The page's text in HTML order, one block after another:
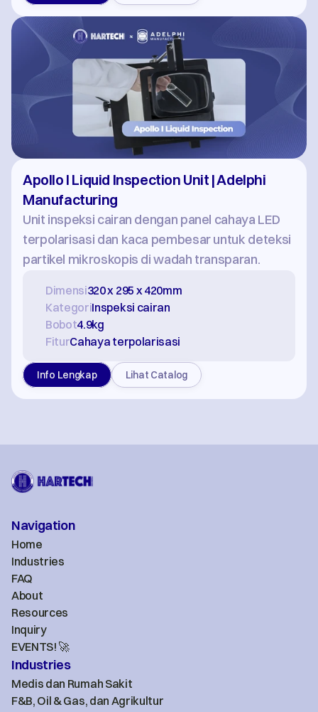
Apollo I Liquid Inspection Unit | Adelphi
Manufacturing
Unit inspeksi cairan dengan panel cahaya LED
terpolarisasi dan kaca pembesar untuk deteksi
partikel mikroskopis di wadah transparan.
Dimensi320 x 295 x 420mm
KategoriInspeksi cairan
Bobot4.9kg
FiturCahaya terpolarisasi
Info Lengkap Lihat Catalog
Navigation
Home
Industries
FAQ
About
Resources
Inquiry
EVENTS! 🚀
Industries
Medis dan Rumah Sakit
F&B, Oil & Gas, dan Agrikultur